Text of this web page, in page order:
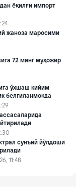
ёқилғи импорт
жаноза маросими
72 минг муҳожир
ўхшаш кийим
белгиланмоқда
сунъий йўлдоши
11:48